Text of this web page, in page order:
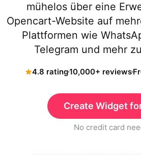
mühelos über eine
Opencart-Website auf
Plattformen wie
Telegram und mehr
4.8 rating10,000+ reviews
Create Widget
No credit card